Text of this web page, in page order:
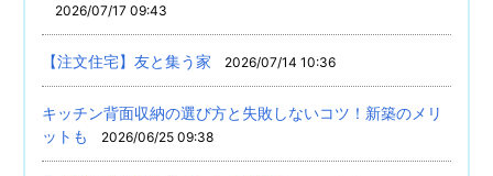
2026/07/17 09:43
【注文住宅】友と集う家 2026/07/14 10:36
キッチン背面収納の選び方と失敗しないコツ！新築のメリ
ットも
2026/06/25 09:38